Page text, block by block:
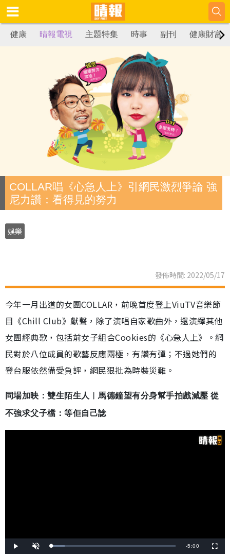
健康 晴報電視 主題特集 時事 副刊 健康財富
COLLAR唱《心急人上》引網民激烈爭論 強
尼力讚：看得見的努力
娛樂
發佈時間: 2022/05/17
今年一月出道的女團COLLAR，前晚首度登上ViuTV音樂節
目《Chill Club》獻聲，除了演唱自家歌曲外，還演繹其他
女團經典歌，包括前女子組合Cookies的《心急人上》。網
民對於八位成員的歌藝反應兩極，有讚有彈；不過她們的
登台服依然備受負評，網民狠批為時裝災難。
同場加映：雙生陌生人︳馬德鐘望有分身幫手拍戲減壓 從
不強求父子檔：等佢自己諗
播
放
開
啟
載
入
剩
-5:00
全
螢